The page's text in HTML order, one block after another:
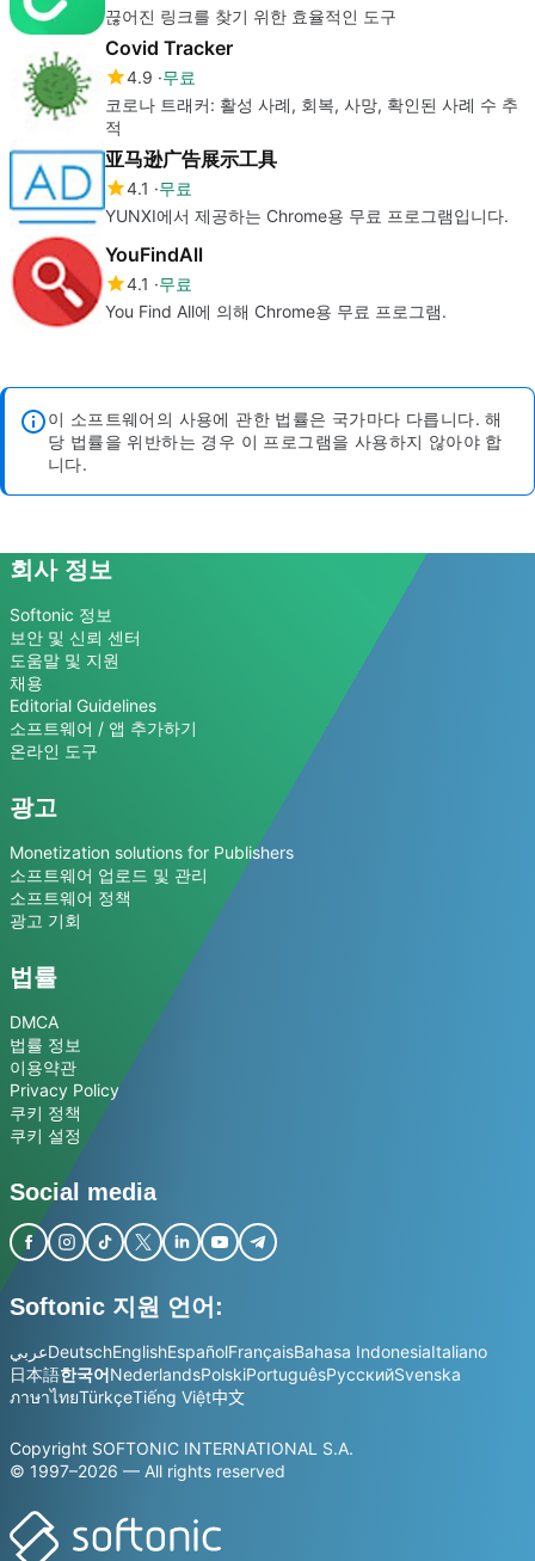
끊어진 링크를 찾기 위한 효율적인 도구
Covid Tracker
4.9 무료
코로나 트래커: 활성 사례, 회복, 사망, 확인된 사례 수 추
적
亚马逊广告展示工具
4.1
무료
YUNXI에서 제공하는 Chrome용 무료 프로그램입니다.
YouFindAll
4.1
무료
You Find All에 의해 Chrome용 무료 프로그램.
이 소프트웨어의 사용에 관한 법률은 국가마다 다릅니다. 해
당 법률을 위반하는 경우 이 프로그램을 사용하지 않아야 합
니다.
회사 정보
Softonic 정보
보안 및 신뢰 센터
도움말 및 지원
채용
Editorial Guidelines
소프트웨어 / 앱 추가하기
온라인 도구
광고
Monetization solutions for Publishers
소프트웨어 업로드 및 관리
소프트웨어 정책
광고 기회
법률
DMCA
법률 정보
이용약관
Privacy Policy
쿠키 정책
쿠키 설정
Social media
Softonic 지원 언어:
عربيDeutschEnglishEspañolFrançaisBahasa IndonesiaItaliano
日本語한국어NederlandsPolskiPortuguêsРусскийSvenska
ภาษาไทยTürkçeTiếng Việt中文
Copyright SOFTONIC INTERNATIONAL S.A.
© 1997–2026 — All rights reserved